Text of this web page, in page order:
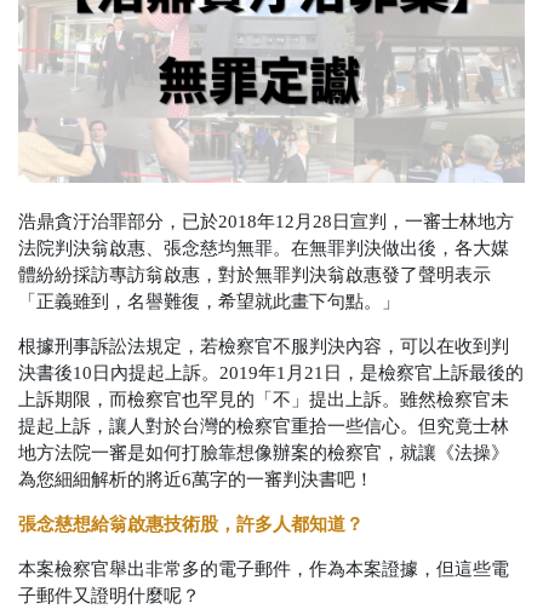
浩鼎貪汙治罪部分，已於2018年12月28日宣判，一審士林地方
法院判決翁啟惠、張念慈均無罪。在無罪判決做出後，各大媒
體紛紛採訪專訪翁啟惠，對於無罪判決翁啟惠發了聲明表示
「正義雖到，名譽難復，希望就此畫下句點。」
根據刑事訴訟法規定，若檢察官不服判決內容，可以在收到判
決書後10日內提起上訴。2019年1月21日，是檢察官上訴最後的
上訴期限，而檢察官也罕見的「不」提出上訴。雖然檢察官未
提起上訴，讓人對於台灣的檢察官重拾一些信心。但究竟士林
地方法院一審是如何打臉靠想像辦案的檢察官，就讓《法操》
為您細細解析的將近6萬字的一審判決書吧！
張念慈想給翁啟惠技術股，許多人都知道？
本案檢察官舉出非常多的電子郵件，作為本案證據，但這些電
子郵件又證明什麼呢？